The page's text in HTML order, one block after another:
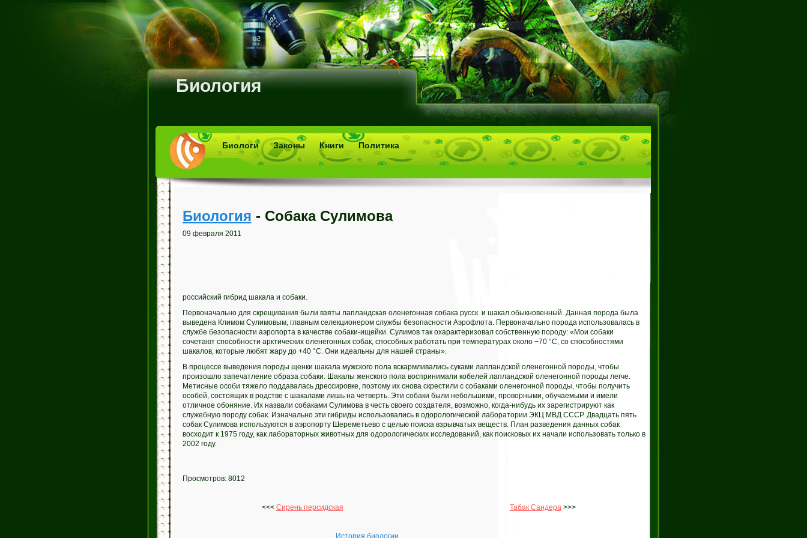
Биология
Биологи Законы Книги Политика
Биология - Собака Сулимова
09 февраля 2011
российский гибрид шакала и собаки.
Первоначально для скрещивания были взяты лапландская оленегонная собака русск. и шакал обыкновенный. Данная порода была
выведена Климом Сулимовым, главным селекционером службы безопасности Аэрофлота. Первоначально порода использовалась в
службе безопасности аэропорта в качестве собаки-ищейки. Сулимов так охарактеризовал собственную породу: «Мои собаки
сочетают способности арктических оленегонных собак, способных работать при температурах около −70 °C, со способностями
шакалов, которые любят жару до +40 °C. Они идеальны для нашей страны».
В процессе выведения породы щенки шакала мужского пола вскармливались суками лапландской оленегонной породы, чтобы
произошло запечатление образа собаки. Шакалы женского пола воспринимали кобелей лапландской оленегонной породы легче.
Метисные особи тяжело поддавалась дрессировке, поэтому их снова скрестили с собаками оленегонной породы, чтобы получить
особей, состоящих в родстве с шакалами лишь на четверть. Эти собаки были небольшими, проворными, обучаемыми и имели
отличное обоняние. Их назвали собаками Сулимова в честь своего создателя, возможно, когда-нибудь их зарегистрируют как
служебную породу собак. Изначально эти гибриды использовались в одорологической лаборатории ЭКЦ МВД СССР. Двадцать пять
собак Сулимова используются в аэропорту Шереметьево с целью поиска взрывчатых веществ. План разведения данных собак
восходит к 1975 году, как лабораторных животных для одорологических исследований, как поисковых их начали использовать только в
2002 году.
Просмотров: 8012
<<< Сирень персидская Табак Сандера>>>
История биологии